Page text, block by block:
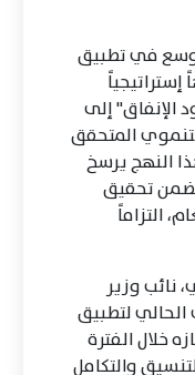
في تطبيق
إستراتيجياً
الإنفاق" إلى
المتحقق
النهج يرسخ
تحقيق
التزاماً
نائب وزير
الحالي لتطبيق
خلال الفترة
والتكامل